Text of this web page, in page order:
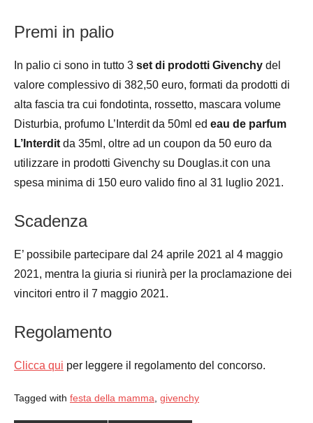
Premi in palio
In palio ci sono in tutto 3 set di prodotti Givenchy del
valore complessivo di 382,50 euro, formati da prodotti di
alta fascia tra cui fondotinta, rossetto, mascara volume
Disturbia, profumo L’Interdit da 50ml ed eau de parfum
L’Interdit da 35ml, oltre ad un coupon da 50 euro da
utilizzare in prodotti Givenchy su Douglas.it con una
spesa minima di 150 euro valido fino al 31 luglio 2021.
Scadenza
E’ possibile partecipare dal 24 aprile 2021 al 4 maggio
2021, mentra la giuria si riunirà per la proclamazione dei
vincitori entro il 7 maggio 2021.
Regolamento
Clicca qui per leggere il regolamento del concorso.
Tagged with festa della mamma givenchy